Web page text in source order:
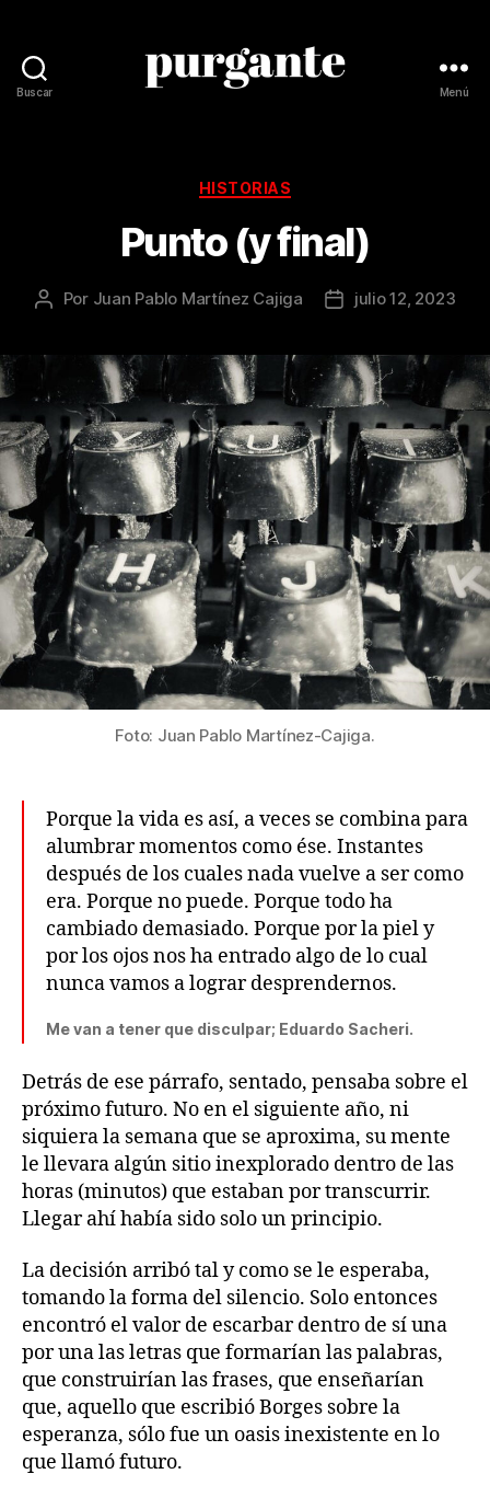
Buscar Menú
Categorías
HISTORIAS
Punto (y final)
Autor
publicación
Por Juan Pablo Martínez Cajiga
Fecha
publicación
julio 12, 2023
Foto: Juan Pablo Martínez-Cajiga.
Porque la vida es así, a veces se combina para
alumbrar momentos como ése. Instantes
después de los cuales nada vuelve a ser como
era. Porque no puede. Porque todo ha
cambiado demasiado. Porque por la piel y
por los ojos nos ha entrado algo de lo cual
nunca vamos a lograr desprendernos.
Me van a tener que disculpar; Eduardo Sacheri.
Detrás de ese párrafo, sentado, pensaba sobre el
próximo futuro. No en el siguiente año, ni
siquiera la semana que se aproxima, su mente
le llevara algún sitio inexplorado dentro de las
horas (minutos) que estaban por transcurrir.
Llegar ahí había sido solo un principio.
La decisión arribó tal y como se le esperaba,
tomando la forma del silencio. Solo entonces
encontró el valor de escarbar dentro de sí una
por una las letras que formarían las palabras,
que construirían las frases, que enseñarían
que, aquello que escribió Borges sobre la
esperanza, sólo fue un oasis inexistente en lo
que llamó futuro.